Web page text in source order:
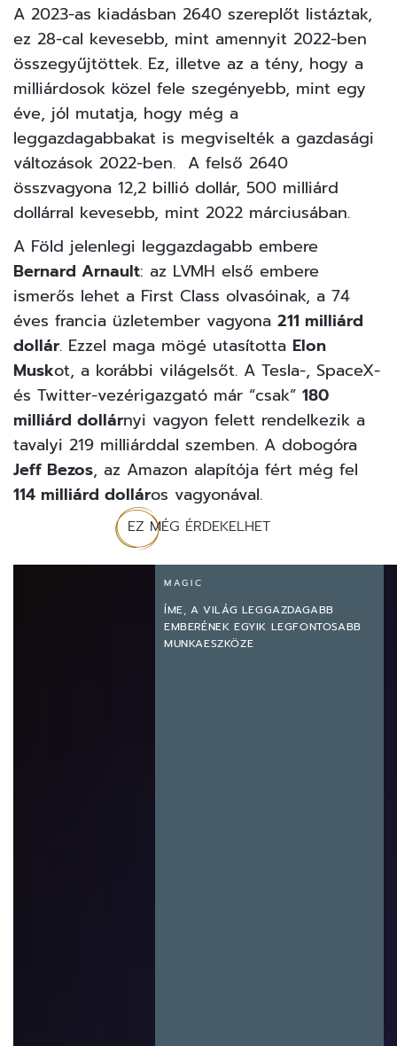
A 2023-as kiadásban 2640 szereplőt listáztak,
ez 28-cal kevesebb, mint amennyit 2022-ben
összegyűjtöttek. Ez, illetve az a tény, hogy a
milliárdosok közel fele szegényebb, mint egy
éve, jól mutatja, hogy még a
leggazdagabbakat is megviselték a gazdasági
változások 2022-ben. A felső 2640
összvagyona 12,2 billió dollár, 500 milliárd
dollárral kevesebb, mint 2022 márciusában.
A Föld jelenlegi leggazdagabb embere
Bernard Arnault: az LVMH első embere
ismerős lehet a First Class olvasóinak, a 74
éves francia üzletember vagyona 211 milliárd
dollár. Ezzel maga mögé utasította Elon
Muskot, a korábbi világelsőt. A Tesla-, SpaceX-
és Twitter-vezérigazgató már “csak” 180
milliárd dollárnyi vagyon felett rendelkezik a
tavalyi 219 milliárddal szemben. A dobogóra
Jeff Bezos, az Amazon alapítója fért még fel
114 milliárd dolláros vagyonával.
EZ MÉG ÉRDEKELHET
MAGIC
ÍME, A VILÁG LEGGAZDAGABB
EMBERÉNEK EGYIK LEGFONTOSABB
MUNKAESZKÖZE